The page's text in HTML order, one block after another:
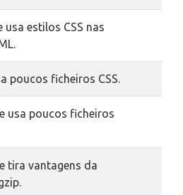
usa estilos CSS nas
poucos ficheiros CSS.
usa poucos ficheiros
tira vantagens da